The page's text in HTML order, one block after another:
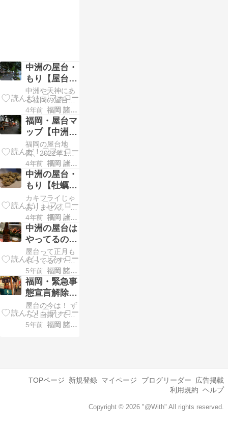
ニアックな福岡
の博多、中洲や
天神でおすすめ
屋台・ベスト10
を発表します。
この […]
中洲の屋台・
もり【屋台の
組み立て】毎
日、組立・お
片付け
中洲や天神にあ
る福岡の屋台っ
て、毎日組み立
てしているんで
すよ。ご存知で
したでしょう
か。 今回は、そ
んな屋台の組み
立て風景を動画
で撮ってみまし
た。 中洲の屋
台・組み立て風
景【もりの場
合】 動画はこち
ら 屋台のもり
は、普段こ […]
4年前 福岡 諸事情通信
福岡・屋台マ
ップ【中洲地
区・春吉橋付
近】2022年版
福岡の屋台地
図、2022年1月
現在の最新版を
作ってみまし
た。今回は中洲
の春吉橋付近で
す。地図は二つ
あります、春吉
橋付近と中洲１
丁目付近です。
中洲・春吉橋付
近の屋台の地図
春吉橋付近 より
大きな地図で 福
岡・屋台MAP【
[…]
4年前 福岡 諸事情通信
中洲の屋台・
もり【牡蠣の
天ぷら】冬の
風物詩
カキフライじゃ
ありません。 今
年も牡蠣（か
き）の天ぷらの
季節がやってき
ました！ 中洲の
屋台・もりで、
寒い時期しか食
べられないの
が、牡蠣の天ぷ
らです。11月く
らいから、3月
くらいまでの季
節限定メニュー
です。 中洲の屋
4年前 福岡 諸事情通信
中洲の屋台は
やってるの？
年末年始・営
業日【2022年
版】
屋台って正月も
やってるの？
（答え） 半分以
上の屋台は休ん
でいます。一部
の屋台は営業す
る予定（悪天候
などなければ）
となっていま
中洲の屋台・も
り と、中洲の屋
5年前 福岡 諸事情通信
福岡・緊急事
態宣言解除後
の大濠公園と
屋台のもり
屋台の今は！ ず
っと自粛してま
したが、先日、
営業も終了した
ので、感染症対
5年前 福岡 諸事情通信
TOPページ 新規登録 マイページ ブログリーダー
広告掲載
利用規約 ヘルプ
Copyright © 2026 "@With" All rights reserved.